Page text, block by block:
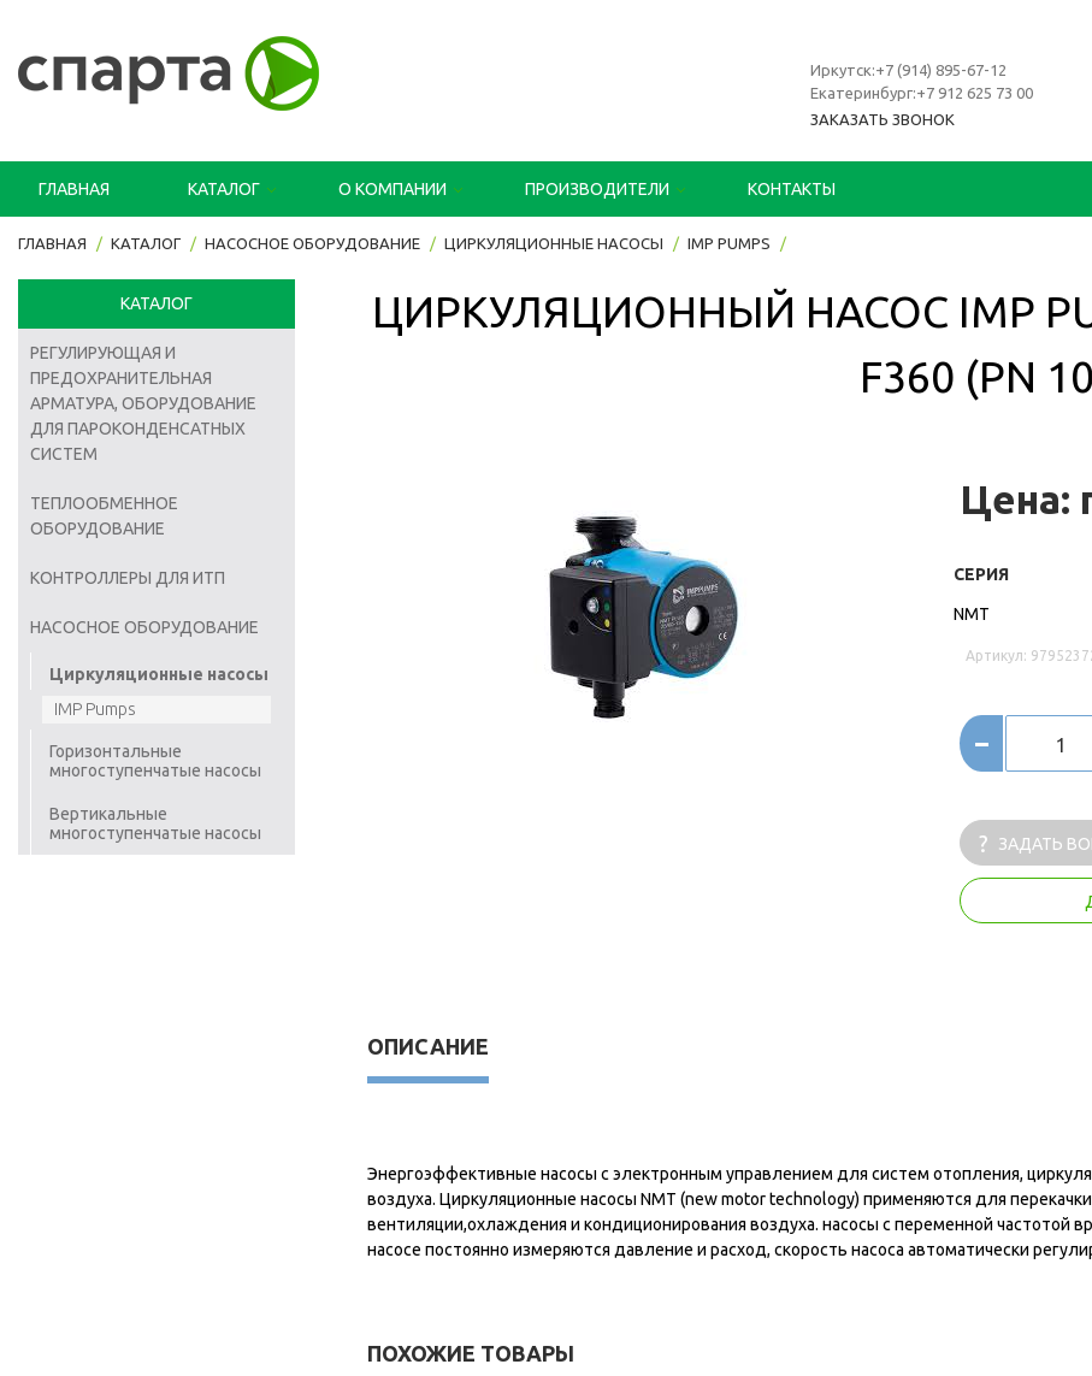
Иркутск:+7 (914) 895-67-12
Екатеринбург:+7 912 625 73 00
ЗАКАЗАТЬ ЗВОНОК
ГЛАВНАЯ КАТАЛОГ О КОМПАНИИ ПРОИЗВОДИТЕЛИ КОНТАКТЫ
ГЛАВНАЯ КАТАЛОГ НАСОСНОЕ ОБОРУДОВАНИЕ ЦИРКУЛЯЦИОННЫЕ НАСОСЫ IMP PUMPS
КАТАЛОГ
РЕГУЛИРУЮЩАЯ И
ПРЕДОХРАНИТЕЛЬНАЯ
АРМАТУРА, ОБОРУДОВАНИЕ
ДЛЯ ПАРОКОНДЕНСАТНЫХ
СИСТЕМ
ТЕПЛООБМЕННОЕ
ОБОРУДОВАНИЕ
КОНТРОЛЛЕРЫ ДЛЯ ИТП
НАСОСНОЕ ОБОРУДОВАНИЕ
Циркуляционные насосы
IMP Pumps
Горизонтальные
многоступенчатые насосы
Вертикальные
многоступенчатые насосы
ЦИРКУЛЯЦИОННЫЙ НАСОС IMP
F360 (PN
Цена:
СЕРИЯ
NMT
Артикул:
-
ЗАДАТЬ
ОПИСАНИЕ
Энергоэффективные насосы с электронным управлением для систем отопления,
воздуха. Циркуляционные насосы NMT (new motor technology) применяются для
вентиляции,охлаждения и кондиционирования воздуха. насосы с переменной частотой
насосе постоянно измеряются давление и расход, скорость насоса автоматически
ПОХОЖИЕ ТОВАРЫ